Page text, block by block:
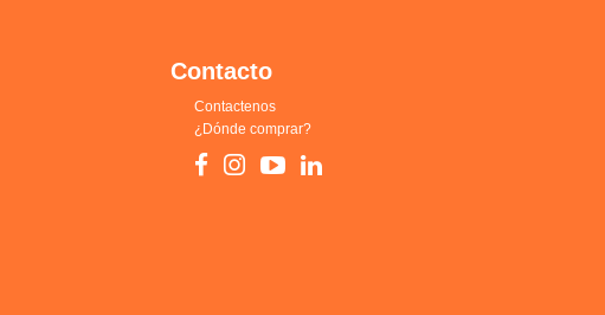
Contacto
Contactenos
¿Dónde comprar?